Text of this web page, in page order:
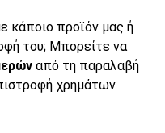
κάποιο προϊόν μας ή
του; Μπορείτε να
από τη παραλαβή
χρημάτων.